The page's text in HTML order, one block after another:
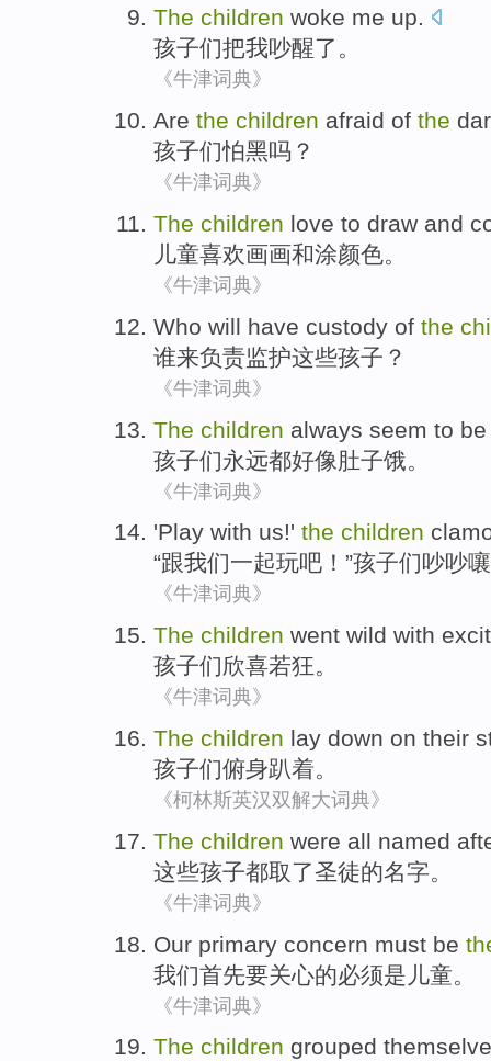
The children woke me up.
孩子们把我吵醒了。
《牛津词典》
Are the children afraid of the
孩子们怕黑吗？
《牛津词典》
The children love to draw and
儿童喜欢画画和涂颜色。
《牛津词典》
Who will have custody of the
谁来负责监护这些孩子 ？
《牛津词典》
The children always seem to be
孩子们永远都好像 肚子饿 。
《牛津词典》
'Play with us!' the children
“跟我们一起玩吧 ！”孩子们吵吵
《牛津词典》
The children went wild with
孩子们欣喜若狂。
《牛津词典》
The children lay down on their
孩子们俯身趴着。
《柯林斯英汉双解大词典》
The children were all named
这些孩子都取了圣徒的名字。
《牛津词典》
Our primary concern must be
我们首先要关心的必须是 儿童 。
《牛津词典》
The children grouped